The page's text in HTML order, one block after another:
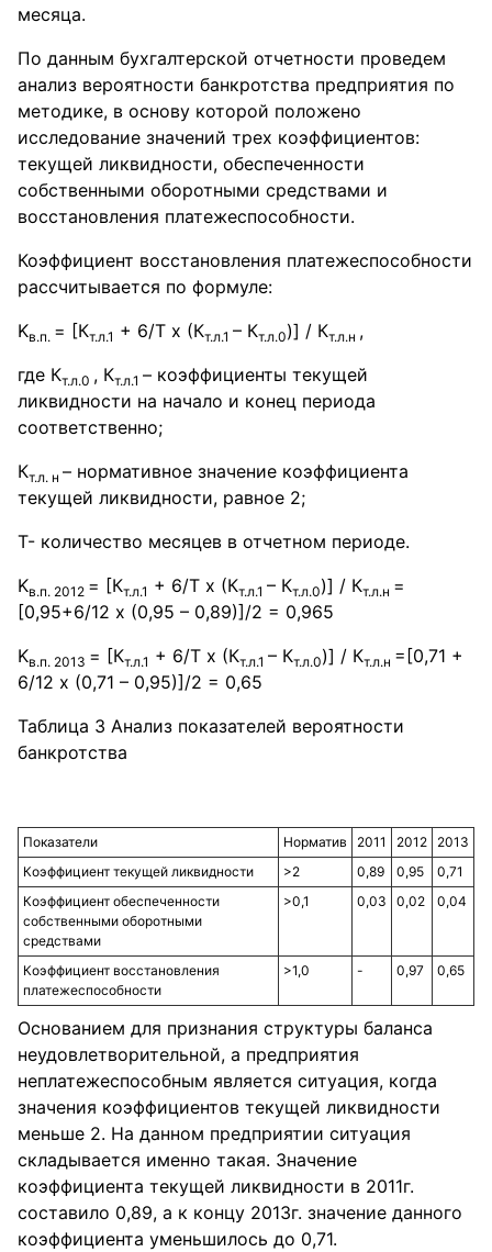
месяца.
По данным бухгалтерской отчетности проведем
анализ вероятности банкротства предприятия по
методике, в основу которой положено
исследование значений трех коэффициентов:
текущей ликвидности, обеспеченности
собственными оборотными средствами и
восстановления платежеспособности.
Коэффициент восстановления платежеспособности
рассчитывается по формуле:
Kв.п. = [Кт.л.1 + 6/Т х (Кт.л.1 – Кт.л.0)] / Кт.л.н ,
где Кт.л.0 , Кт.л.1 – коэффициенты текущей
ликвидности на начало и конец периода
соответственно;
Кт.л. н – нормативное значение коэффициента
текущей ликвидности, равное 2;
Т- количество месяцев в отчетном периоде.
Kв.п. 2012 = [Кт.л.1 + 6/Т х (Кт.л.1 – Кт.л.0)] / Кт.л.н =
[0,95+6/12 х (0,95 – 0,89)]/2 = 0,965
Kв.п. 2013 = [Кт.л.1 + 6/Т х (Кт.л.1 – Кт.л.0)] / Кт.л.н =[0,71 +
6/12 х (0,71 – 0,95)]/2 = 0,65
Таблица 3 Анализ показателей вероятности
банкротства
Показатели Норматив 2011 2012
2013
Коэффициент текущей ликвидности
>2 0,89 0,95
0,71
Коэффициент обеспеченности
собственными оборотными
средствами
>0,1 0,03 0,02 0,04
Коэффициент восстановления
платежеспособности
>1,0 - 0,97 0,65
Основанием для признания структуры баланса
неудовлетворительной, а предприятия
неплатежеспособным является ситуация, когда
значения коэффициентов текущей ликвидности
меньше 2. На данном предприятии ситуация
складывается именно такая. Значение
коэффициента текущей ликвидности в 2011г.
составило 0,89, а к концу 2013г. значение данного
коэффициента уменьшилось до 0,71.